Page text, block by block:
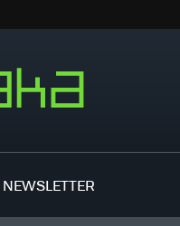
NEWSLETTER